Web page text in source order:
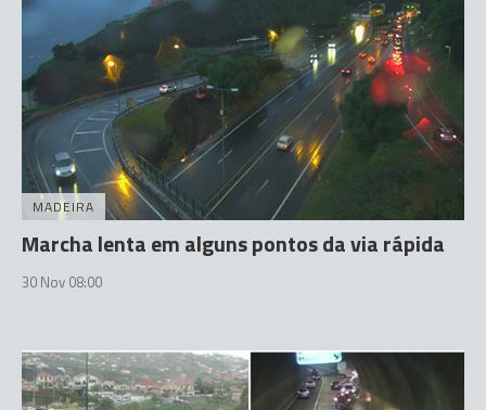
MADEIRA
Marcha lenta em alguns pontos da via rápida
30 Nov 08:00